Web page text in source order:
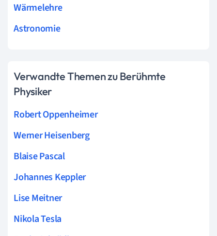
Wärmelehre
Astronomie
Verwandte Themen zu Berühmte
Physiker
Robert Oppenheimer
Werner Heisenberg
Blaise Pascal
Johannes Keppler
Lise Meitner
Nikola Tesla